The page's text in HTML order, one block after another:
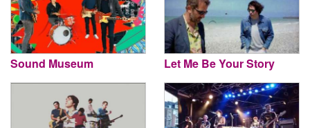
Sound Museum Let Me Be Your Story